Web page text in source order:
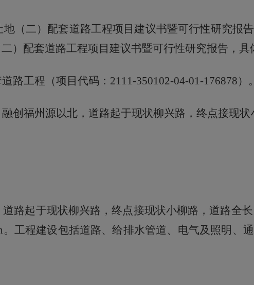
（二）配套道路工程项目建议书暨可行性研究报
）配套道路工程项目建议书暨可行性研究报告 ，
路工程（项目代码 ： 2111-350102-04-01-176878）。
创福州源以北，道路起于现状柳兴路，终点接现状
路起于现状柳兴路，终点接现状小柳路，道路全长
工程建设包括道路、给排水管道、电气及照明、